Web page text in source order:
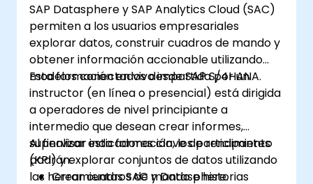
SAP Datasphere y SAP Analytics Cloud (SAC)
permiten a los usuarios empresariales
explorar datos, construir cuadros de mando y
obtener información accionable utilizando
modelos conectados desde SAP S/4HANA.
Esta formación en vivo impartida por un
instructor (en línea o presencial) está dirigida
a operadores de nivel principiante a
intermedio que desean crear informes,
supervisar indicadores clave de rendimiento
(KPI) y explorar conjuntos de datos utilizando
las herramientas SAC y Datasphere.
Al finalizar esta formación, los participantes
podrán:
Crear cuadros de mando e historias